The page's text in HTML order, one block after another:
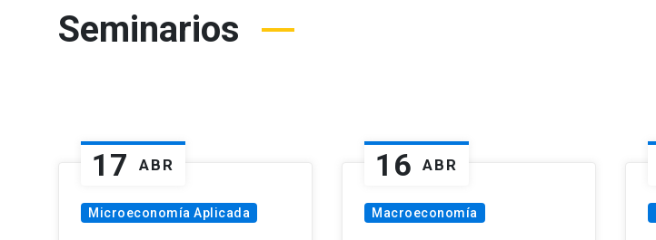
Seminarios
17 ABR
Microeconomía Aplicada
16 ABR
Macroeconomía